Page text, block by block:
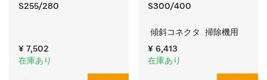
S255/280
¥ 7,502
在庫あり
S300/400
傾斜コネクタ  掃除機用
¥ 6,413
在庫あり